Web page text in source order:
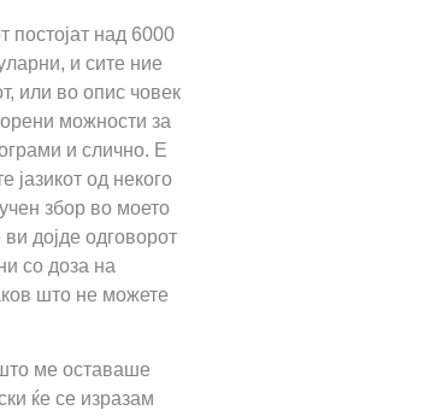
над 6000
и сите ние
или во опис човек
можности за
и слично. Е
јазикот од некого
збор во моето
дојде одговорот
со доза на
што не можете
ме оставаше
ќе се изразам